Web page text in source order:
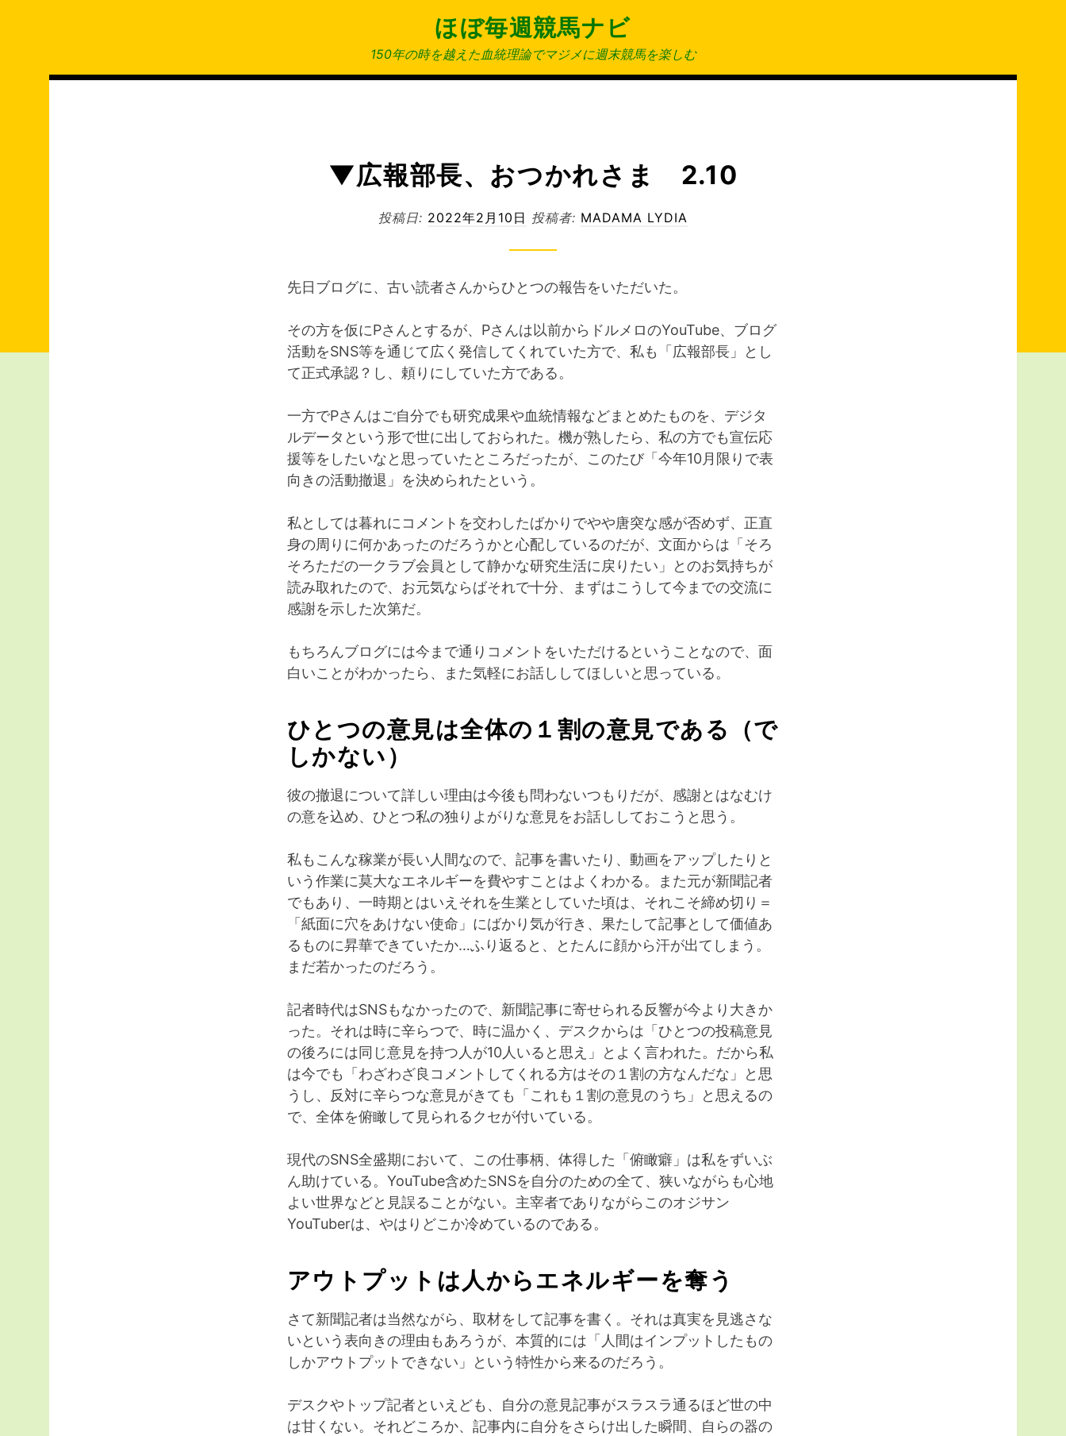
ほぼ毎週競馬ナビ
150年の時を越えた血統理論でマジメに週末競馬を楽しむ
▼広報部長、おつかれさま 2.10
投稿日: 2022年2月10日 投稿者: MADAMA LYDIA
先日ブログに、古い読者さんからひとつの報告をいただいた。
その方を仮にPさんとするが、Pさんは以前からドルメロのYouTube、ブログ
活動をSNS等を通じて広く発信してくれていた方で、私も「広報部長」とし
て正式承認？し、頼りにしていた方である。
一方でPさんはご自分でも研究成果や血統情報などまとめたものを、デジタ
ルデータという形で世に出しておられた。機が熟したら、私の方でも宣伝応
援等をしたいなと思っていたところだったが、このたび「今年10月限りで表
向きの活動撤退」を決められたという。
私としては暮れにコメントを交わしたばかりでやや唐突な感が否めず、正直
身の周りに何かあったのだろうかと心配しているのだが、文面からは「そろ
そろただの一クラブ会員として静かな研究生活に戻りたい」とのお気持ちが
読み取れたので、お元気ならばそれで十分、まずはこうして今までの交流に
感謝を示した次第だ。
もちろんブログには今まで通りコメントをいただけるということなので、面
白いことがわかったら、また気軽にお話ししてほしいと思っている。
ひとつの意見は全体の１割の意見である（で
しかない）
彼の撤退について詳しい理由は今後も問わないつもりだが、感謝とはなむけ
の意を込め、ひとつ私の独りよがりな意見をお話ししておこうと思う。
私もこんな稼業が長い人間なので、記事を書いたり、動画をアップしたりと
いう作業に莫大なエネルギーを費やすことはよくわかる。また元が新聞記者
でもあり、一時期とはいえそれを生業としていた頃は、それこそ締め切り＝
「紙面に穴をあけない使命」にばかり気が行き、果たして記事として価値あ
るものに昇華できていたか…ふり返ると、とたんに顔から汗が出てしまう。
まだ若かったのだろう。
記者時代はSNSもなかったので、新聞記事に寄せられる反響が今より大きか
った。それは時に辛らつで、時に温かく、デスクからは「ひとつの投稿意見
の後ろには同じ意見を持つ人が10人いると思え」とよく言われた。だから私
は今でも「わざわざ良コメントしてくれる方はその１割の方なんだな」と思
うし、反対に辛らつな意見がきても「これも１割の意見のうち」と思えるの
で、全体を俯瞰して見られるクセが付いている。
現代のSNS全盛期において、この仕事柄、体得した「俯瞰癖」は私をずいぶ
ん助けている。YouTube含めたSNSを自分のための全て、狭いながらも心地
よい世界などと見誤ることがない。主宰者でありながらこのオジサン
YouTuberは、やはりどこか冷めているのである。
アウトプットは人からエネルギーを奪う
さて新聞記者は当然ながら、取材をして記事を書く。それは真実を見逃さな
いという表向きの理由もあろうが、本質的には「人間はインプットしたもの
しかアウトプットできない」という特性から来るのだろう。
デスクやトップ記者といえども、自分の意見記事がスラスラ通るほど世の中
は甘くない。それどころか、記事内に自分をさらけ出した瞬間、自らの器の